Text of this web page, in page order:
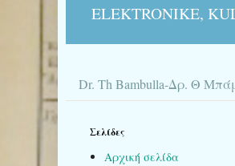
ELEKTRONIKE,
Dr. Th Bambulla-Δρ. Θ
Σελίδες
Αρχική σελίδα